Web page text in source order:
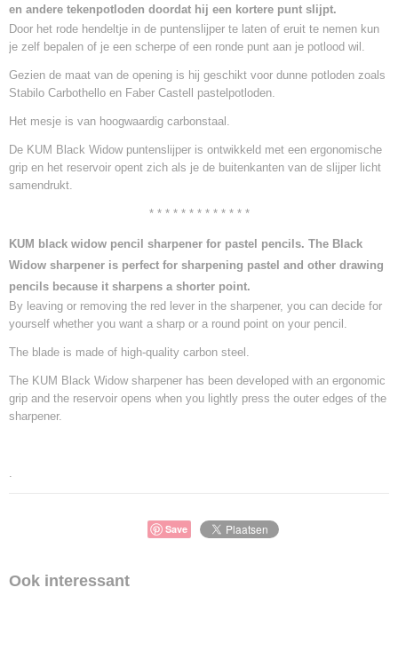
en andere tekenpotloden doordat hij een kortere punt slijpt.
Door het rode hendeltje in de puntenslijper te laten of eruit te nemen kun
je zelf bepalen of je een scherpe of een ronde punt aan je potlood wil.
Gezien de maat van de opening is hij geschikt voor dunne potloden zoals
Stabilo Carbothello en Faber Castell pastelpotloden.
Het mesje is van hoogwaardig carbonstaal.
De KUM Black Widow puntenslijper is ontwikkeld met een ergonomische
grip en het reservoir opent zich als je de buitenkanten van de slijper licht
samendrukt.
* * * * * * * * * * * * *
KUM black widow pencil sharpener for pastel pencils. The Black
Widow sharpener is perfect for sharpening pastel and other drawing
pencils because it sharpens a shorter point.
By leaving or removing the red lever in the sharpener, you can decide for
yourself whether you want a sharp or a round point on your pencil.
The blade is made of high-quality carbon steel.
The KUM Black Widow sharpener has been developed with an ergonomic
grip and the reservoir opens when you lightly press the outer edges of the
sharpener.
.
Save
Ook interessant